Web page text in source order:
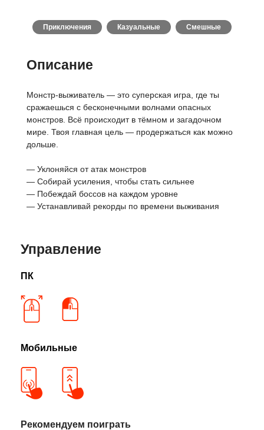
Приключения Казуальные Смешные
Описание
Монстр-выживатель — это суперская игра, где ты
сражаешься с бесконечными волнами опасных
монстров. Всё происходит в тёмном и загадочном
мире. Твоя главная цель — продержаться как можно
дольше.
— Уклоняйся от атак монстров
— Собирай усиления, чтобы стать сильнее
— Побеждай боссов на каждом уровне
— Устанавливай рекорды по времени выживания
Управление
ПК
Мобильные
Рекомендуем поиграть